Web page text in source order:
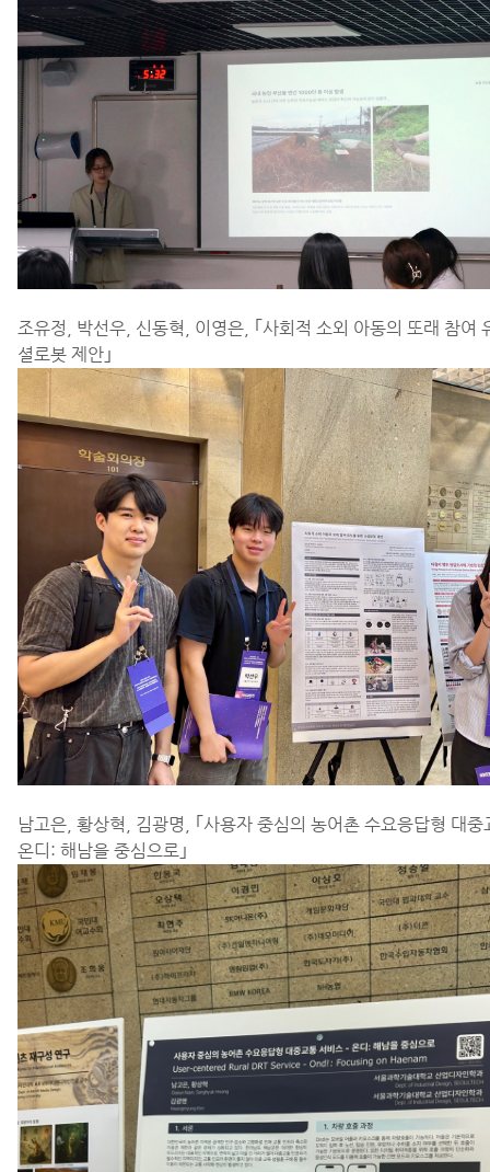
조유정, 박선우, 신동혁, 이영은, ｢ 사회적 소외 아동의 또래 참여
셜로봇 제안 ｣​
남고은, 황상혁, 김광명, ｢ 사용자 중심의 농어촌 수요응답형 대
온디: 해남을 중심으로 ｣